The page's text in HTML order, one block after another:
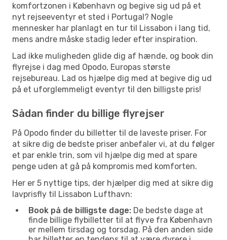
komfortzonen i København og begive sig ud på et
nyt rejseeventyr et sted i Portugal? Nogle
mennesker har planlagt en tur til Lissabon i lang tid,
mens andre måske stadig leder efter inspiration.
Lad ikke muligheden glide dig af hænde, og book din
flyrejse i dag med Opodo, Europas største
rejsebureau. Lad os hjælpe dig med at begive dig ud
på et uforglemmeligt eventyr til den billigste pris!
Sådan finder du billige flyrejser
På Opodo finder du billetter til de laveste priser. For
at sikre dig de bedste priser anbefaler vi, at du følger
et par enkle trin, som vil hjælpe dig med at spare
penge uden at gå på kompromis med komforten.
Her er 5 nyttige tips, der hjælper dig med at sikre dig
lavprisfly til Lissabon Lufthavn:
Book på de billigste dage: De bedste dage at
finde billige flybilletter til at flyve fra København
er mellem tirsdag og torsdag. På den anden side